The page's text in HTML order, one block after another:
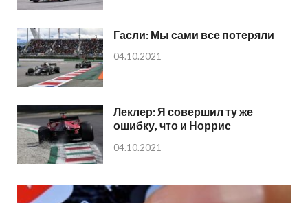
Гасли: Мы сами все потеряли
04.10.2021
Леклер: Я совершил ту же
ошибку, что и Норрис
04.10.2021